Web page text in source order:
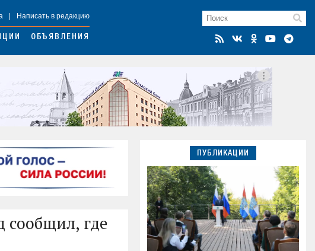
Написать в редакцию
ОБЪЯВЛЕНИЯ
сообщил, где
ПУБЛИКАЦИИ